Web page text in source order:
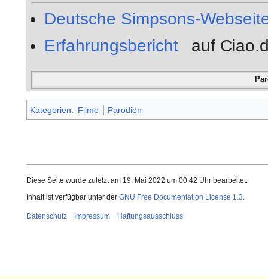
Deutsche Simpsons-
Erfahrungsbericht
auf
Kategorien: Filme Parodien
Diese Seite wurde zuletzt am 19. Mai 2022 um 00:42 Uhr bearbeitet.
Inhalt ist verfügbar unter der GNU Free Documentation License 1.3
Datenschutz Impressum Haftungsausschluss